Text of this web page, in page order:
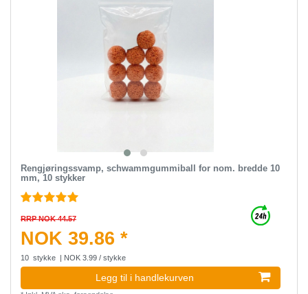
Rengjøringssvamp, schwammgummiball for nom. bredde 10
mm, 10 stykker
RRP NOK 44.57
NOK 39.86 *
10 stykke | NOK 3.99 / stykke
Legg til i handlekurven